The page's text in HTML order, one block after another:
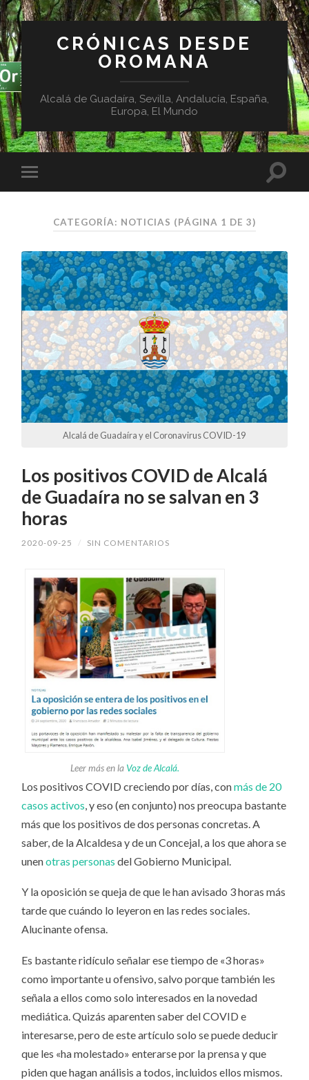
CRÓNICAS DESDE
OROMANA
Alcalá de Guadaíra, Sevilla, Andalucía, España,
Europa, El Mundo
CATEGORÍA: NOTICIAS (PÁGINA 1 DE 3)
Alcalá de Guadaíra y el Coronavirus COVID-19
Los positivos COVID de Alcalá
de Guadaíra no se salvan en 3
horas
2020-09-25 / SIN COMENTARIOS
Leer más en la Voz de Alcalá.
Los positivos COVID creciendo por días, conmás de 20
casos activos , y eso (en conjunto) nos preocupa bastante
más que los positivos de dos personas concretas. A
saber, de la Alcaldesa y de un Concejal, a los que ahora se
unenotras personas del Gobierno Municipal.
Y la oposición se queja de que le han avisado 3 horas más
tarde que cuándo lo leyeron en las redes sociales.
Alucinante ofensa.
Es bastante ridículo señalar ese tiempo de «3 horas»
como importante u ofensivo, salvo porque también les
señala a ellos como solo interesados en la novedad
mediática. Quizás aparenten saber del COVID e
interesarse, pero de este artículo solo se puede deducir
que les «ha molestado» enterarse por la prensa y que
piden que hagan análisis a todos, incluidos ellos mismos.